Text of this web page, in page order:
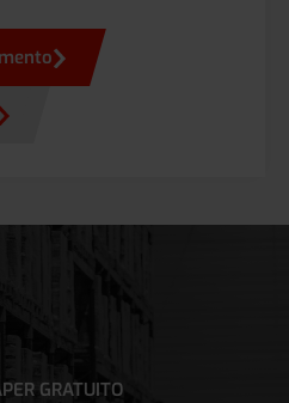
GRATUITO